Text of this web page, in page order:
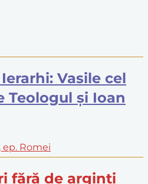
Vasile cel
Teologul și Ioan
ep. Romei
fără de arginți